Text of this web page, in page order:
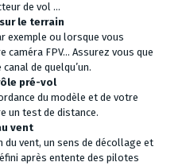
de vol …
le terrain
exemple ou lorsque vous
caméra FPV… Assurez vous que
de quelqu’un.
pré-vol
du modèle et de votre
un test de distance.
vent
du vent, un sens de décollage et
après entente des pilotes